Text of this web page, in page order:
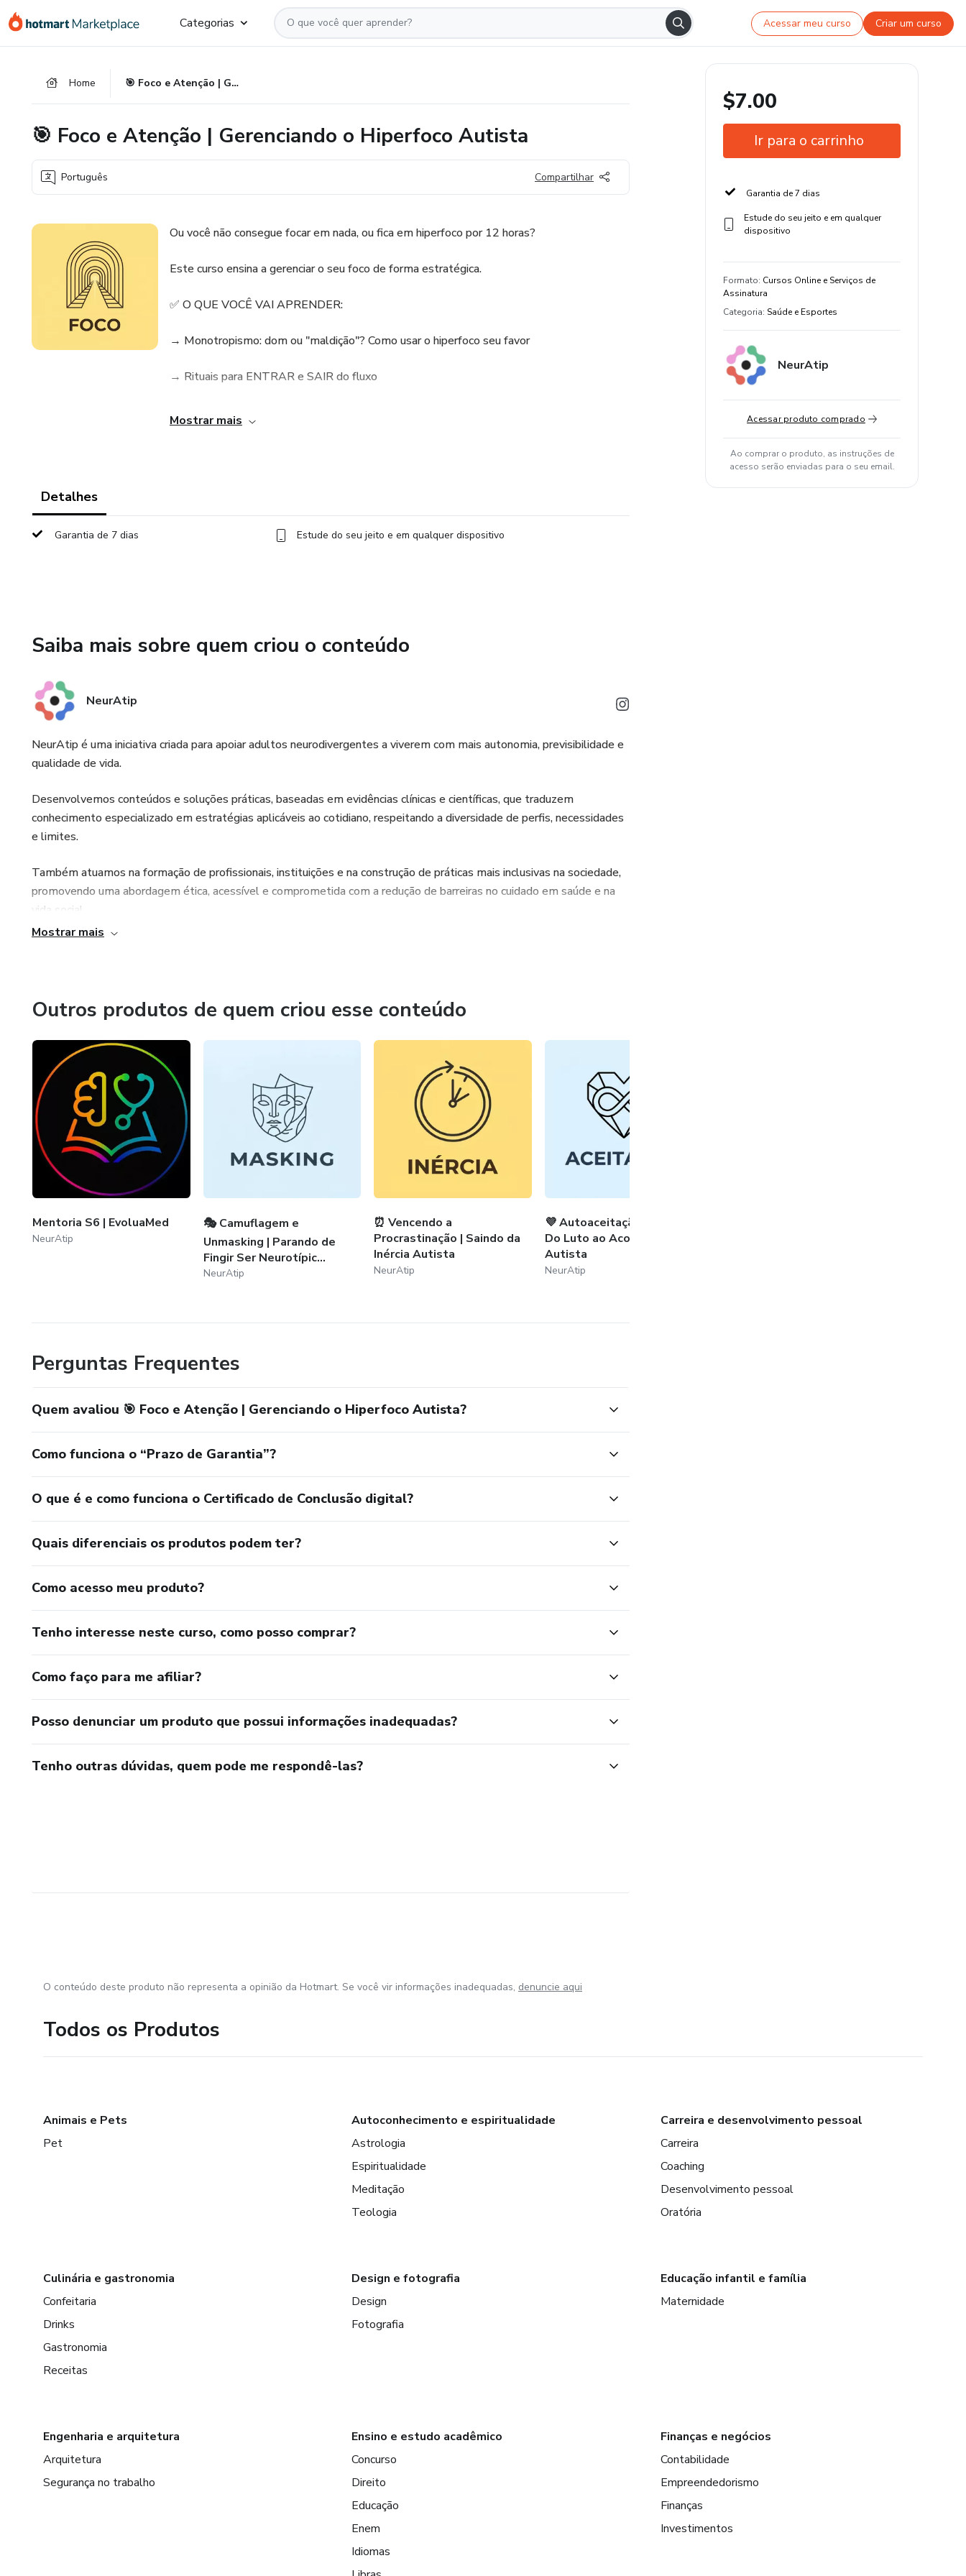
para
para
para
Categorias Acessar meu curso Criar um curso
Home 🎯 Foco e Atenção | Gerenciando o Hiperfoco Autista
🎯 Foco e Atenção | Gerenciando o Hiperfoco Autista
Português Compartilhar
Ou você não consegue focar em nada, ou fica em hiperfoco por 12 horas?
Este curso ensina a gerenciar o seu foco de forma estratégica.
✅ O QUE VOCÊ VAI APRENDER:
→ Monotropismo: dom ou "maldição"? Como usar o hiperfoco seu favor
→ Rituais para ENTRAR e SAIR do fluxo
→ Protocolo "Escudo" contra distrações
⚠️ IMPORTANTE: Hiperfoco sem gestão leva a burnout.
Mostrar mais
Detalhes
Garantia de 7 dias Estude do seu jeito e em qualquer dispositivo
Saiba mais sobre quem criou o conteúdo
NeurAtip
NeurAtip é uma iniciativa criada para apoiar adultos neurodivergentes a viverem com mais autonomia, previsibilidade e
qualidade de vida.
Desenvolvemos conteúdos e soluções práticas, baseadas em evidências clínicas e científicas, que traduzem
conhecimento especializado em estratégias aplicáveis ao cotidiano, respeitando a diversidade de perfis, necessidades
e limites.
Também atuamos na formação de profissionais, instituições e na construção de práticas mais inclusivas na sociedade,
promovendo uma abordagem ética, acessível e comprometida com a redução de barreiras no cuidado em saúde e na
vida social.
Mostrar mais
Outros produtos de quem criou esse conteúdo
Mentoria S6 | EvoluaMed
NeurAtip
🎭 Camuflagem e
Unmasking | Parando de
Fingir Ser Neurotípic...
NeurAtip
⏰ Vencendo a
Procrastinação | Saindo da
Inércia Autista
NeurAtip
💜 Autoaceitação Radical |
Do Luto ao Acolhimento
Autista
NeurAtip
Perguntas Frequentes
Quem avaliou 🎯 Foco e Atenção | Gerenciando o Hiperfoco Autista?
Como funciona o “Prazo de Garantia”?
O que é e como funciona o Certificado de Conclusão digital?
Quais diferenciais os produtos podem ter?
Como acesso meu produto?
Tenho interesse neste curso, como posso comprar?
Como faço para me afiliar?
Posso denunciar um produto que possui informações inadequadas?
Tenho outras dúvidas, quem pode me respondê-las?
$7.00
Ir para o carrinho
Garantia de 7 dias
Estude do seu jeito e em qualquer
dispositivo
Formato: Cursos Online e Serviços de
Assinatura
Categoria: Saúde e Esportes
NeurAtip
Acessar produto comprado
Ao comprar o produto, as instruções de
acesso serão enviadas para o seu email.
O conteúdo deste produto não representa a opinião da Hotmart. Se você vir informações inadequadas, denuncie aqui
Todos os Produtos
Animais e Pets
Pet
Autoconhecimento e espiritualidade
Astrologia
Espiritualidade
Meditação
Teologia
Carreira e desenvolvimento pessoal
Carreira
Coaching
Desenvolvimento pessoal
Oratória
Culinária e gastronomia
Confeitaria
Drinks
Gastronomia
Receitas
Design e fotografia
Design
Fotografia
Educação infantil e família
Maternidade
Engenharia e arquitetura
Arquitetura
Segurança no trabalho
Ensino e estudo acadêmico
Concurso
Direito
Educação
Enem
Idiomas
Finanças e negócios
Contabilidade
Empreendedorismo
Finanças
Investimentos